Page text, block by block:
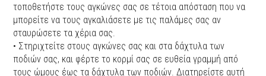
τοποθετήστε τους αγκώνες σας σε τέτοια απόσταση που να
μπορείτε να τους αγκαλιάσετε με τις παλάμες σας αν
σταυρώσετε τα χέρια σας.
• Στηριχτείτε στους αγκώνες σας και στα δάχτυλα των
ποδιών σας, και φέρτε το κορμί σας σε ευθεία γραμμή από
τους ώμους έως τα δάχτυλα των ποδιών. Διατηρείστε αυτή